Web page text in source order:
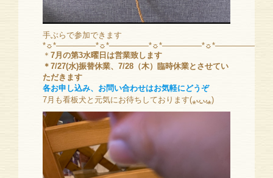
手ぶらで参加できます
*☼*―――――*☼*―――――*☼*―――――*☼*―――――
＊7月の第3水曜日は営業致します
＊7/27(水)振替休業、7/28（木）臨時休業とさせてい
ただきます
各お申し込み、お問い合わせはお気軽にどうぞ
7月も看板犬と元気にお待ちしております(⁎ᴗ͈ˬᴗ͈⁎)